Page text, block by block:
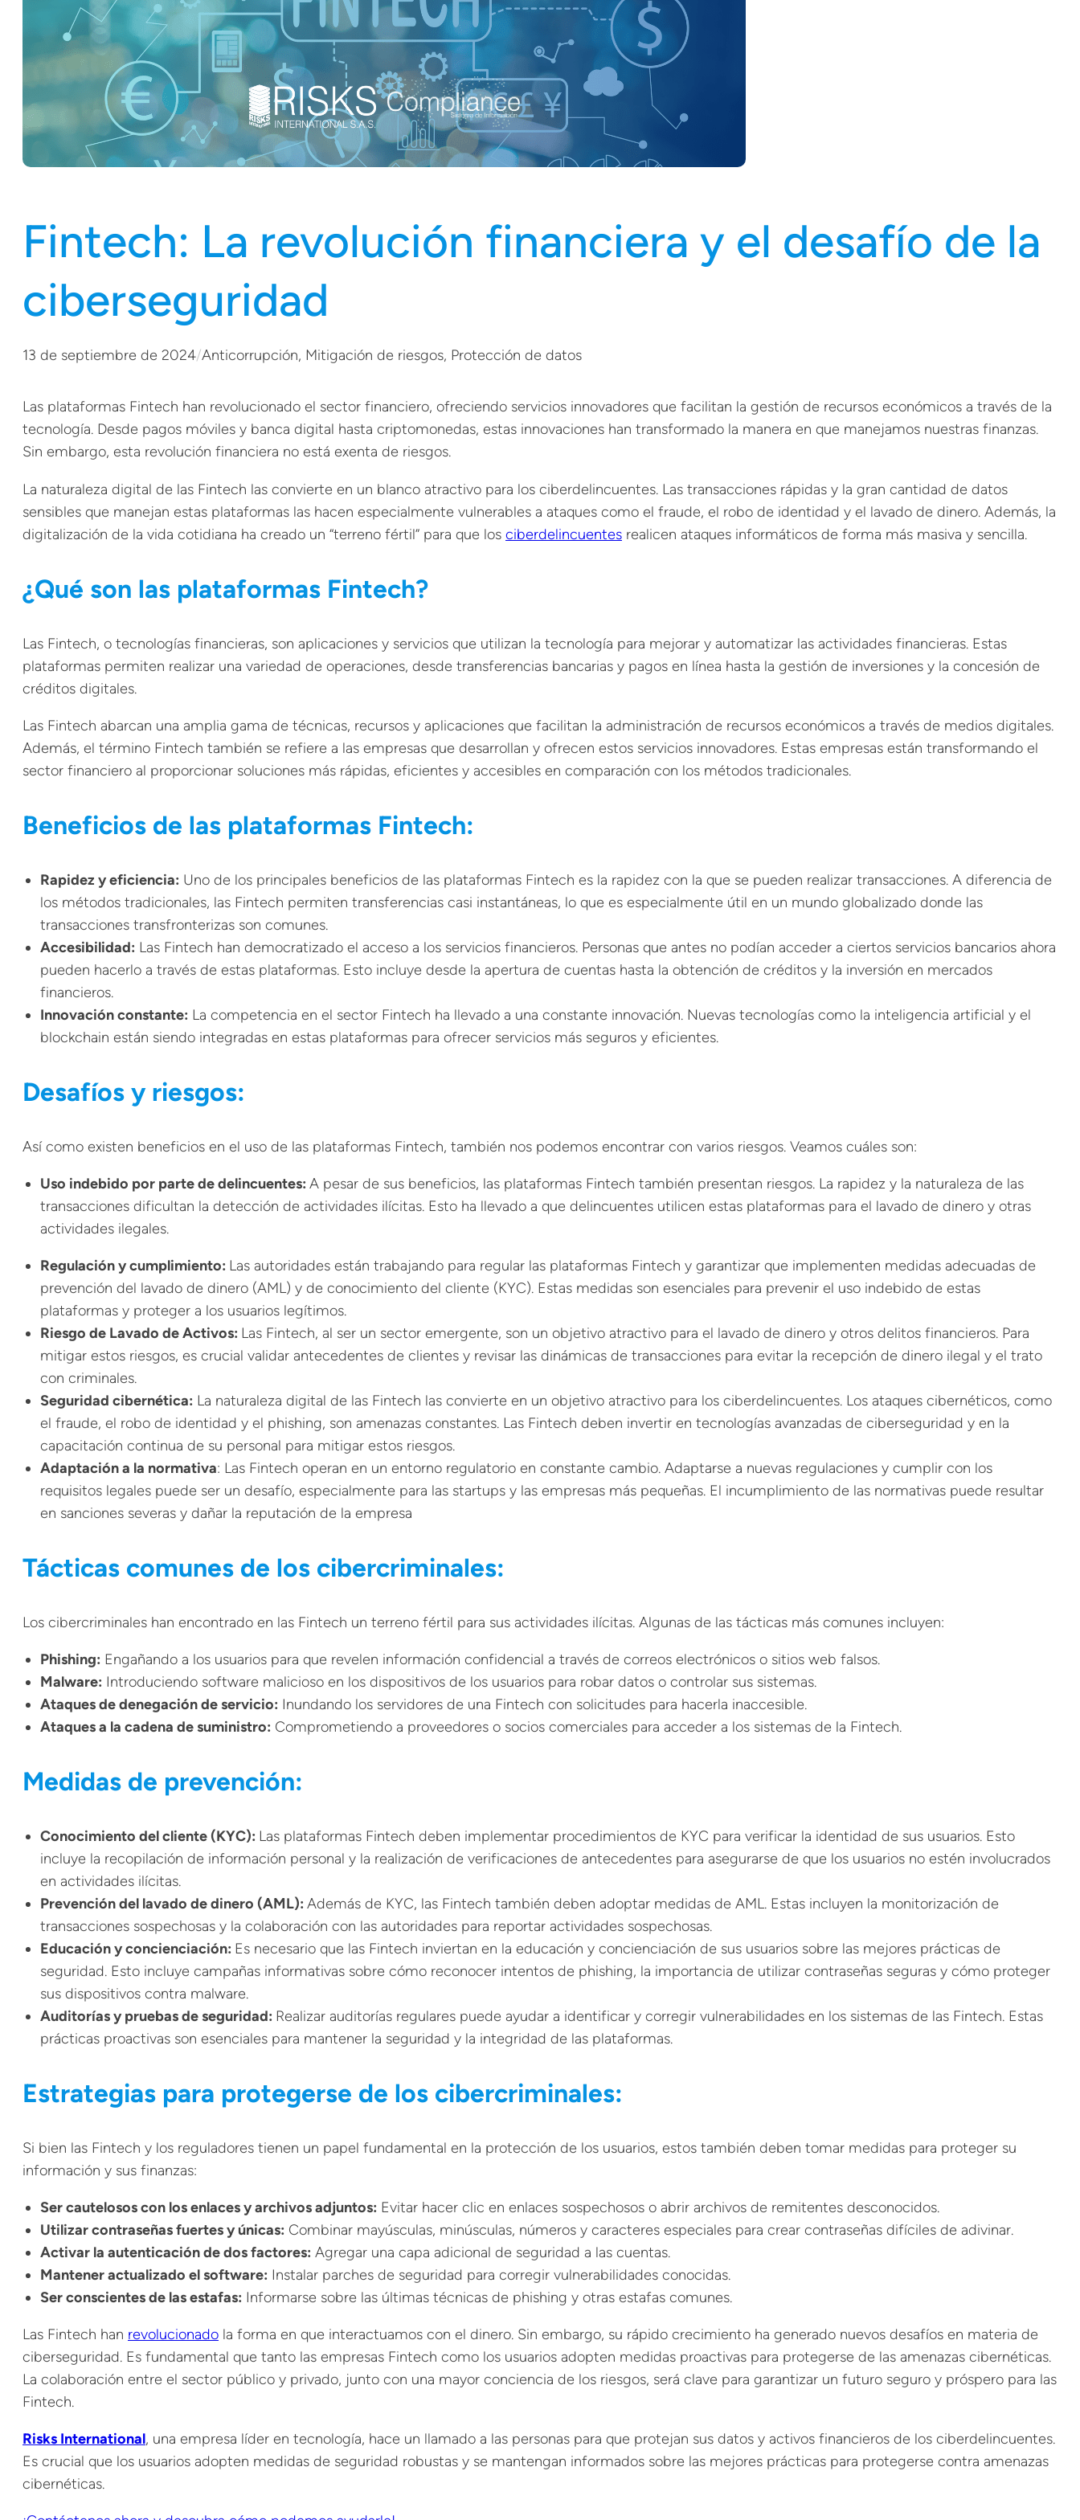
Fintech: La revolución financiera y el desafío de la
ciberseguridad
13 de septiembre de 2024/Anticorrupción, Mitigación de riesgos, Protección de datos
Las plataformas Fintech han revolucionado el sector financiero, ofreciendo servicios innovadores que facilitan la gestión de recursos económicos a través de la
tecnología. Desde pagos móviles y banca digital hasta criptomonedas, estas innovaciones han transformado la manera en que manejamos nuestras finanzas.
Sin embargo, esta revolución financiera no está exenta de riesgos.
La naturaleza digital de las Fintech las convierte en un blanco atractivo para los ciberdelincuentes. Las transacciones rápidas y la gran cantidad de datos
sensibles que manejan estas plataformas las hacen especialmente vulnerables a ataques como el fraude, el robo de identidad y el lavado de dinero. Además, la
digitalización de la vida cotidiana ha creado un “terreno fértil” para que los ciberdelincuentes realicen ataques informáticos de forma más masiva y sencilla.
¿Qué son las plataformas Fintech?
Las Fintech, o tecnologías financieras, son aplicaciones y servicios que utilizan la tecnología para mejorar y automatizar las actividades financieras. Estas
plataformas permiten realizar una variedad de operaciones, desde transferencias bancarias y pagos en línea hasta la gestión de inversiones y la concesión de
créditos digitales.
Las Fintech abarcan una amplia gama de técnicas, recursos y aplicaciones que facilitan la administración de recursos económicos a través de medios digitales.
Además, el término Fintech también se refiere a las empresas que desarrollan y ofrecen estos servicios innovadores. Estas empresas están transformando el
sector financiero al proporcionar soluciones más rápidas, eficientes y accesibles en comparación con los métodos tradicionales.
Beneficios de las plataformas Fintech:
Rapidez y eficiencia: Uno de los principales beneficios de las plataformas Fintech es la rapidez con la que se pueden realizar transacciones. A diferencia de
los métodos tradicionales, las Fintech permiten transferencias casi instantáneas, lo que es especialmente útil en un mundo globalizado donde las
transacciones transfronterizas son comunes.
Accesibilidad: Las Fintech han democratizado el acceso a los servicios financieros. Personas que antes no podían acceder a ciertos servicios bancarios ahora
pueden hacerlo a través de estas plataformas. Esto incluye desde la apertura de cuentas hasta la obtención de créditos y la inversión en mercados
financieros.
Innovación constante: La competencia en el sector Fintech ha llevado a una constante innovación. Nuevas tecnologías como la inteligencia artificial y el
blockchain están siendo integradas en estas plataformas para ofrecer servicios más seguros y eficientes.
Desafíos y riesgos:
Así como existen beneficios en el uso de las plataformas Fintech, también nos podemos encontrar con varios riesgos. Veamos cuáles son:
Uso indebido por parte de delincuentes:A pesar de sus beneficios, las plataformas Fintech también presentan riesgos. La rapidez y la naturaleza de las
transacciones dificultan la detección de actividades ilícitas. Esto ha llevado a que delincuentes utilicen estas plataformas para el lavado de dinero y otras
actividades ilegales.
Regulación y cumplimiento: Las autoridades están trabajando para regular las plataformas Fintech y garantizar que implementen medidas adecuadas de
prevención del lavado de dinero (AML) y de conocimiento del cliente (KYC). Estas medidas son esenciales para prevenir el uso indebido de estas
plataformas y proteger a los usuarios legítimos.
Riesgo de Lavado de Activos: Las Fintech, al ser un sector emergente, son un objetivo atractivo para el lavado de dinero y otros delitos financieros. Para
mitigar estos riesgos, es crucial validar antecedentes de clientes y revisar las dinámicas de transacciones para evitar la recepción de dinero ilegal y el trato
con criminales.
Seguridad cibernética: La naturaleza digital de las Fintech las convierte en un objetivo atractivo para los ciberdelincuentes. Los ataques cibernéticos, como
el fraude, el robo de identidad y el phishing, son amenazas constantes. Las Fintech deben invertir en tecnologías avanzadas de ciberseguridad y en la
capacitación continua de su personal para mitigar estos riesgos.
Adaptación a la normativa: Las Fintech operan en un entorno regulatorio en constante cambio. Adaptarse a nuevas regulaciones y cumplir con los
requisitos legales puede ser un desafío, especialmente para las startups y las empresas más pequeñas. El incumplimiento de las normativas puede resultar
en sanciones severas y dañar la reputación de la empresa
Tácticas comunes de los cibercriminales:
Los cibercriminales han encontrado en las Fintech un terreno fértil para sus actividades ilícitas. Algunas de las tácticas más comunes incluyen:
Phishing: Engañando a los usuarios para que revelen información confidencial a través de correos electrónicos o sitios web falsos.
Malware: Introduciendo software malicioso en los dispositivos de los usuarios para robar datos o controlar sus sistemas.
Ataques de denegación de servicio: Inundando los servidores de una Fintech con solicitudes para hacerla inaccesible.
Ataques a la cadena de suministro: Comprometiendo a proveedores o socios comerciales para acceder a los sistemas de la Fintech.
Medidas de prevención:
Conocimiento del cliente (KYC): Las plataformas Fintech deben implementar procedimientos de KYC para verificar la identidad de sus usuarios. Esto
incluye la recopilación de información personal y la realización de verificaciones de antecedentes para asegurarse de que los usuarios no estén involucrados
en actividades ilícitas.
Prevención del lavado de dinero (AML):Además de KYC, las Fintech también deben adoptar medidas de AML. Estas incluyen la monitorización de
transacciones sospechosas y la colaboración con las autoridades para reportar actividades sospechosas.
Educación y concienciación: Es necesario que las Fintech inviertan en la educación y concienciación de sus usuarios sobre las mejores prácticas de
seguridad. Esto incluye campañas informativas sobre cómo reconocer intentos de phishing, la importancia de utilizar contraseñas seguras y cómo proteger
sus dispositivos contra malware.
Auditorías y pruebas de seguridad: Realizar auditorías regulares puede ayudar a identificar y corregir vulnerabilidades en los sistemas de las Fintech. Estas
prácticas proactivas son esenciales para mantener la seguridad y la integridad de las plataformas.
Estrategias para protegerse de los cibercriminales:
Si bien las Fintech y los reguladores tienen un papel fundamental en la protección de los usuarios, estos también deben tomar medidas para proteger su
información y sus finanzas:
Ser cautelosos con los enlaces y archivos adjuntos: Evitar hacer clic en enlaces sospechosos o abrir archivos de remitentes desconocidos.
Utilizar contraseñas fuertes y únicas: Combinar mayúsculas, minúsculas, números y caracteres especiales para crear contraseñas difíciles de adivinar.
Activar la autenticación de dos factores: Agregar una capa adicional de seguridad a las cuentas.
Mantener actualizado el software: Instalar parches de seguridad para corregir vulnerabilidades conocidas.
Ser conscientes de las estafas: Informarse sobre las últimas técnicas de phishing y otras estafas comunes.
Las Fintech han revolucionado la forma en que interactuamos con el dinero. Sin embargo, su rápido crecimiento ha generado nuevos desafíos en materia de
ciberseguridad. Es fundamental que tanto las empresas Fintech como los usuarios adopten medidas proactivas para protegerse de las amenazas cibernéticas.
La colaboración entre el sector público y privado, junto con una mayor conciencia de los riesgos, será clave para garantizar un futuro seguro y próspero para las
Fintech.
Risks International, una empresa líder en tecnología, hace un llamado a las personas para que protejan sus datos y activos financieros de los ciberdelincuentes.
Es crucial que los usuarios adopten medidas de seguridad robustas y se mantengan informados sobre las mejores prácticas para protegerse contra amenazas
cibernéticas.